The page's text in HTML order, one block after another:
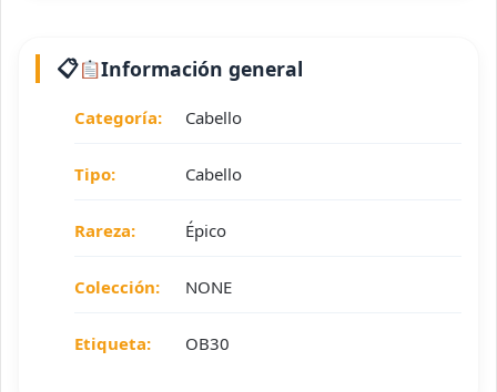
Información general
Categoría: Cabello
Tipo: Cabello
Rareza: Épico
Colección: NONE
Etiqueta: OB30